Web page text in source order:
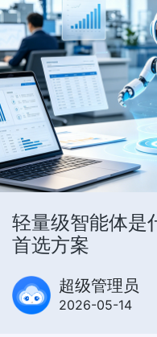
轻量级智能体是
首选方案
超级管理员
2026-05-14